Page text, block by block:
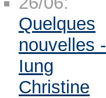
Quelques
nouvelles -
Iung
Christine